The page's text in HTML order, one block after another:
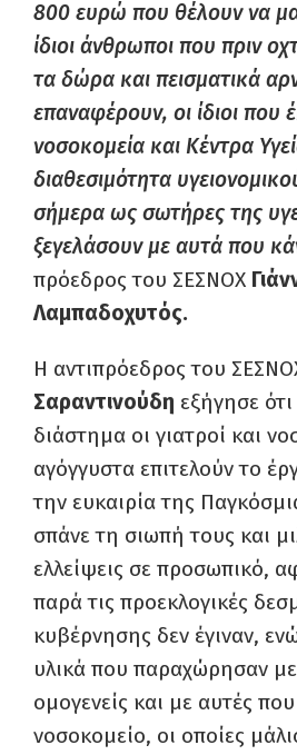
800 ευρώ που θέλουν να
ίδιοι άνθρωποι που πριν
τα δώρα και πεισματικά
επαναφέρουν, οι ίδιοι που
νοσοκομεία και Κέντρα
διαθεσιμότητα
σήμερα ως σωτήρες της
ξεγελάσουν με αυτά που
πρόεδρος του ΣΕΣΝΟΧ
Λαμπαδοχυτός.
Η αντιπρόεδρος του
Σαραντινούδη εξήγησε
διάστημα οι γιατροί και
αγόγγυστα επιτελούν το
την ευκαιρία της
σπάνε τη σιωπή τους και
ελλείψεις σε προσωπικό,
παρά τις προεκλογικές
κυβέρνησης δεν έγιναν,
υλικά που παραχώρησαν
ομογενείς και με αυτές
νοσοκομείο, οι οποίες